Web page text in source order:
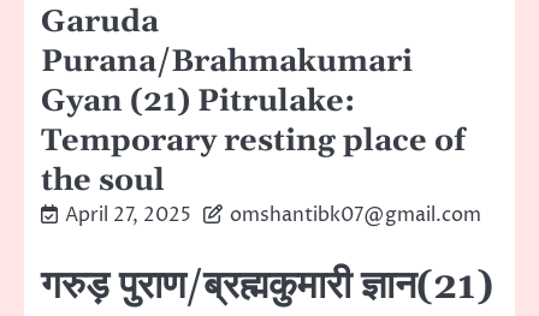
Garuda
Purana/Brahmakumari
Gyan (21) Pitrulake:
Temporary resting place of
the soul
April 27, 2025 omshantibk07@gmail.com
गरुड़ पुराण/ब्रह्मकुमारी ज्ञान(21)